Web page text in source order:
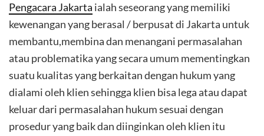
Pengacara Jakarta ialah seseorang yang memiliki
kewenangan yang berasal / berpusat di Jakarta untuk
membantu,membina dan menangani permasalahan
atau problematika yang secara umum mementingkan
suatu kualitas yang berkaitan dengan hukum yang
dialami oleh klien sehingga klien bisa lega atau dapat
keluar dari permasalahan hukum sesuai dengan
prosedur yang baik dan diinginkan oleh klien itu